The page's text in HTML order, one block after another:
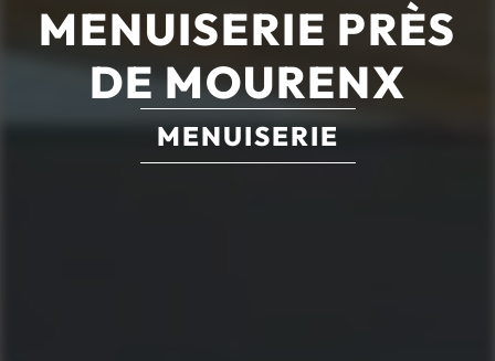
MENUISERIE PRÈS
DE MOURENX
MENUISERIE